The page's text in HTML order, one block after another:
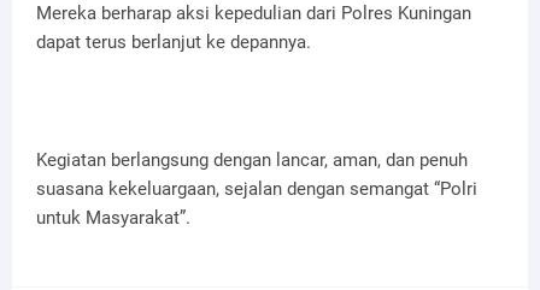
Mereka berharap aksi kepedulian dari Polres Kuningan
dapat terus berlanjut ke depannya.
Kegiatan berlangsung dengan lancar, aman, dan penuh
suasana kekeluargaan, sejalan dengan semangat “Polri
untuk Masyarakat”.